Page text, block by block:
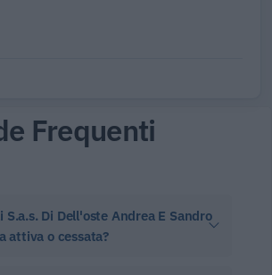
Frequenti
S.a.s. Di Dell'oste Andrea E Sandro
attiva o cessata?